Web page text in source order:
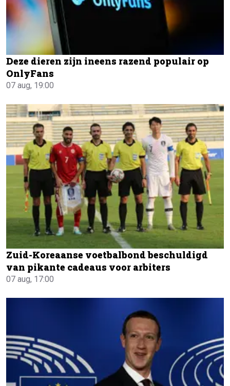
Deze dieren zijn ineens razend populair op
OnlyFans
07 aug, 19:00
Zuid-Koreaanse voetbalbond beschuldigd
van pikante cadeaus voor arbiters
07 aug, 17:00